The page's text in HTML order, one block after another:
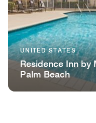
UNITED STATES
Residence Inn by
Palm Beach